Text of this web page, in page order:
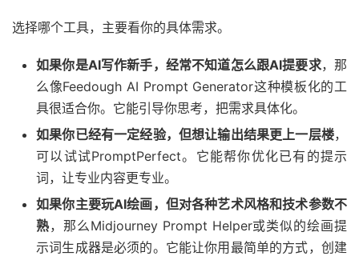
选择哪个工具，主要看你的具体需求。
如果你是AI写作新手，经常不知道怎么跟AI提要求，那
么像Feedough AI Prompt Generator这种模板化的工
具很适合你。它能引导你思考，把需求具体化。
如果你已经有一定经验，但想让输出结果更上一层楼，
可以试试PromptPerfect。它能帮你优化已有的提示
词，让专业内容更专业。
如果你主要玩AI绘画，但对各种艺术风格和技术参数不
熟，那么Midjourney Prompt Helper或类似的绘画提
示词生成器是必须的。它能让你用最简单的方式，创建